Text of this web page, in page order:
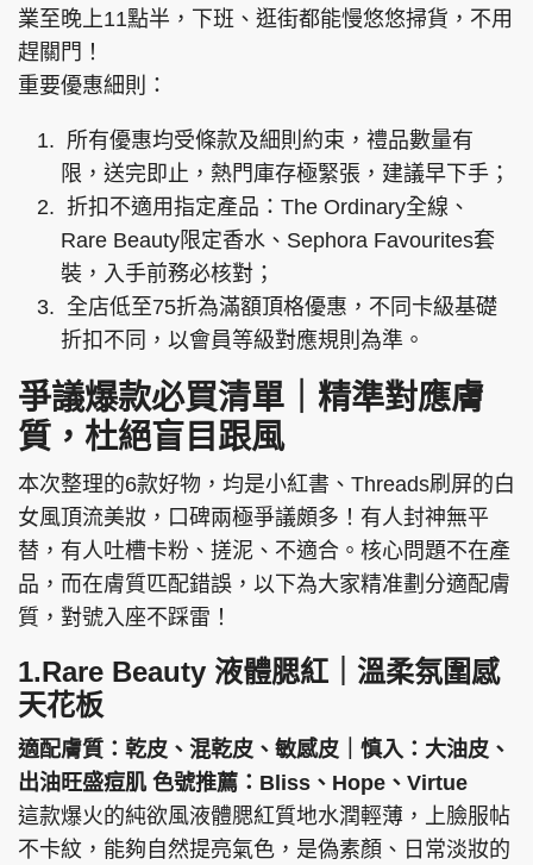
業至晚上11點半，下班、逛街都能慢悠悠掃貨，不用
趕關門！
重要優惠細則：
所有優惠均受條款及細則約束，禮品數量有
限，送完即止，熱門庫存極緊張，建議早下手；
折扣不適用指定產品：The Ordinary全線、
Rare Beauty限定香水、Sephora Favourites套
裝，入手前務必核對；
全店低至75折為滿額頂格優惠，不同卡級基礎
折扣不同，以會員等級對應規則為準。
爭議爆款必買清單｜精準對應膚
質，杜絕盲目跟風
本次整理的6款好物，均是小紅書、Threads刷屏的白
女風頂流美妝，口碑兩極爭議頗多！有人封神無平
替，有人吐槽卡粉、搓泥、不適合。核心問題不在產
品，而在膚質匹配錯誤，以下為大家精准劃分適配膚
質，對號入座不踩雷！
1.Rare Beauty 液體腮紅｜溫柔氛圍感
天花板
適配膚質：乾皮、混乾皮、敏感皮｜慎入：大油皮、
出油旺盛痘肌 色號推薦：Bliss、Hope、Virtue
這款爆火的純欲風液體腮紅質地水潤輕薄，上臉服帖
不卡紋，能夠自然提亮氣色，是偽素顏、日常淡妝的